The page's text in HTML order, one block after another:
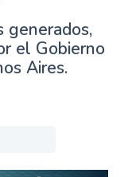
generados,
el Gobierno
Aires.